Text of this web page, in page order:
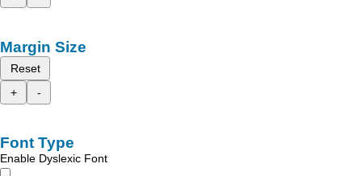
Margin Size
Reset
+
-
Font Type
Enable Dyslexic Font